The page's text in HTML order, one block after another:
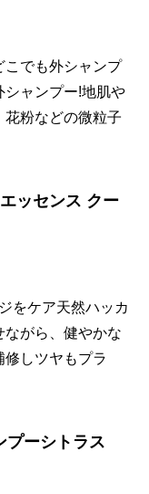
こでも外シャンプ
シャンプー!地肌
粉などの微粒子
ッセンス クー
をケア天然ハッカ
ながら、健やかな
しツヤもプラ
プーシトラス